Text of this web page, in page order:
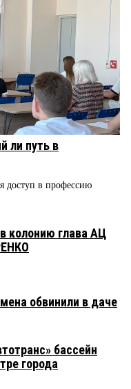
ли путь в
доступ в профессию
колонию глава АЦ
обвинили в даче
бассейн
города